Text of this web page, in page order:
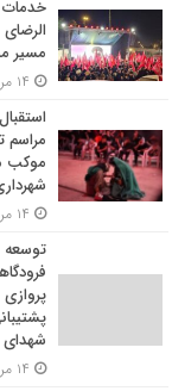
مسیر
مراسم
موکب
شهدای